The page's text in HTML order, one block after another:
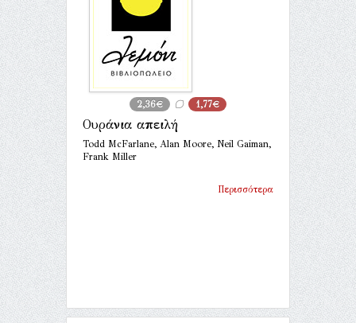
2,36€ 1,77€
Ουράνια απειλή
Todd McFarlane, Alan Moore, Neil Gaiman,
Frank Miller
Περισσότερα